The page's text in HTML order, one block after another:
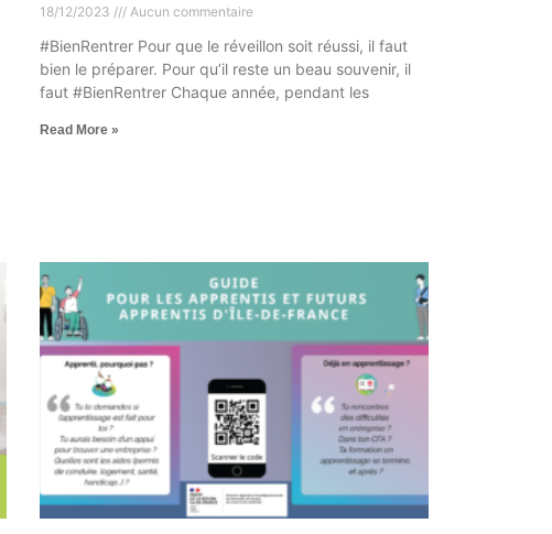
18/12/2023 Aucun commentaire
#BienRentrer Pour que le réveillon soit réussi, il faut
bien le préparer. Pour qu’il reste un beau souvenir, il
faut #BienRentrer Chaque année, pendant les
Read More »